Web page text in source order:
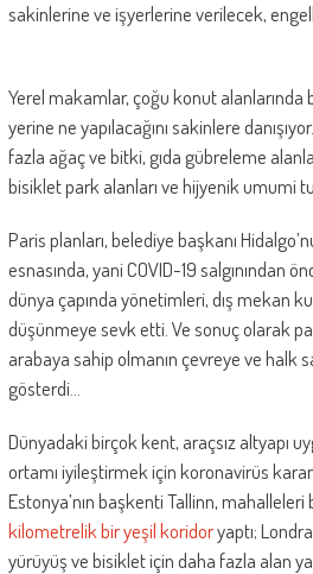
sakinlerine ve işyerlerine verilecek,
Yerel makamlar, çoğu konut alanlarında
yerine ne yapılacağını sakinlere
fazla ağaç ve bitki, gıda gübreleme
bisiklet park alanları ve hijyenik umumi
Paris planları, belediye başkanı
esnasında, yani COVID-19 salgınından
dünya çapında yönetimleri, dış mekan
düşünmeye sevk etti. Ve sonuç olarak
arabaya sahip olmanın çevreye ve halk
gösterdi…
Dünyadaki birçok kent, araçsız altyapı
ortamı iyileştirmek için koronavirüs
Estonya’nın başkenti Tallinn,
kilometrelik bir yeşil koridoryaptı;
yürüyüş ve bisiklet için daha fazla alan